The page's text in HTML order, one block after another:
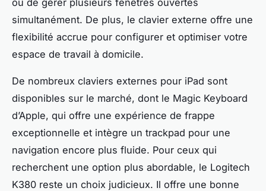
simultanément. De plus, le clavier externe offre une
flexibilité accrue pour configurer et optimiser votre
espace de travail à domicile.
De nombreux claviers externes pour iPad sont
disponibles sur le marché, dont le Magic Keyboard
d’Apple, qui offre une expérience de frappe
exceptionnelle et intègre un trackpad pour une
navigation encore plus fluide. Pour ceux qui
recherchent une option plus abordable, le Logitech
K380 reste un choix judicieux. Il offre une bonne